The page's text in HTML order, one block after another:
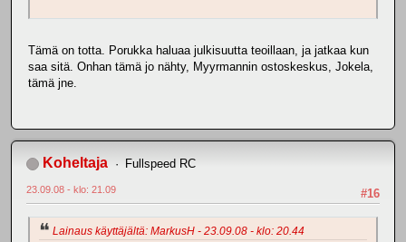
Tämä on totta. Porukka haluaa julkisuutta teoillaan, ja jatkaa kun
saa sitä. Onhan tämä jo nähty, Myyrmannin ostoskeskus, Jokela,
tämä jne.
Koheltaja Fullspeed RC
#16
23.09.08 - klo: 21.09
Lainaus käyttäjältä: MarkusH - 23.09.08 - klo: 20.44